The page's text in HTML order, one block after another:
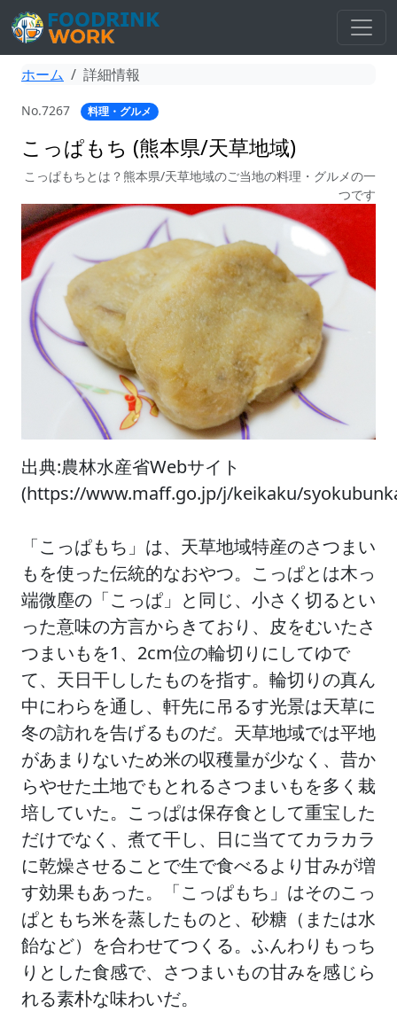
ホーム 詳細情報
No.7267 料理・グルメ
こっぱもち (熊本県/天草地域)
こっぱもちとは？熊本県/天草地域のご当地の料理・グルメの一
つです
出典:農林水産省Webサイト
(https://www.maff.go.jp/j/keikaku/
「こっぱもち」は、天草地域特産のさつまい
もを使った伝統的なおやつ。こっぱとは木っ
端微塵の「こっぱ」と同じ、小さく切るとい
った意味の方言からきており、皮をむいたさ
つまいもを1、2cm位の輪切りにしてゆで
て、天日干ししたものを指す。輪切りの真ん
中にわらを通し、軒先に吊るす光景は天草に
冬の訪れを告げるものだ。天草地域では平地
があまりないため米の収穫量が少なく、昔か
らやせた土地でもとれるさつまいもを多く栽
培していた。こっぱは保存食として重宝した
だけでなく、煮て干し、日に当ててカラカラ
に乾燥させることで生で食べるより甘みが増
す効果もあった。「こっぱもち」はそのこっ
ぱともち米を蒸したものと、砂糖（または水
飴など）を合わせてつくる。ふんわりもっち
りとした食感で、さつまいもの甘みを感じら
れる素朴な味わいだ。